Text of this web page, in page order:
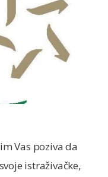
Vas poziva da
istraživačke,